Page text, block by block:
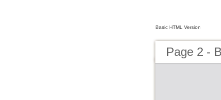
Basic HTML Version
Page 2 -